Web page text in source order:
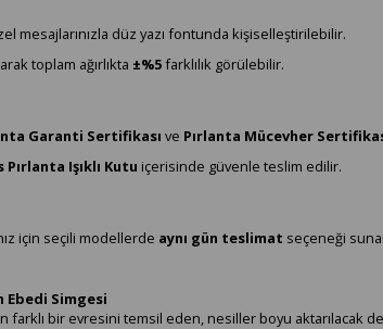
mesajlarınızla düz yazı fontunda kişiselleştirilebilir.
toplam ağırlıkta ±%5farklılık görülebilir.
Garanti Sertifikası ve Pırlanta Mücevher
Pırlanta Işıklı Kutu içerisinde güvenle teslim edilir.
için seçili modellerde aynı gün teslimat seçeneği
Ebedi Simgesi
farklı bir evresini temsil eden, nesiller boyu aktarılacak